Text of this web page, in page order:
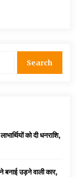
को दी धनराशि, ₹
उड़ने वाली कार,